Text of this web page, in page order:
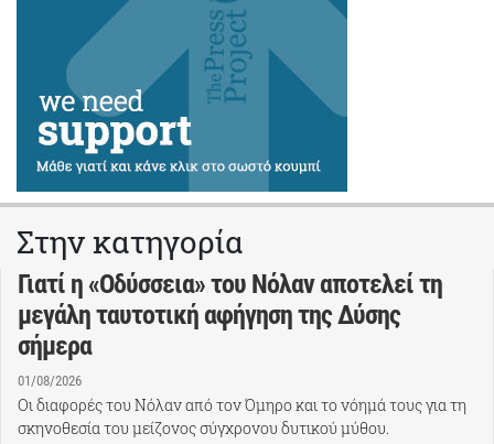
Στην κατηγορία
Γιατί η «Οδύσσεια» του Νόλαν αποτελεί τη
μεγάλη ταυτοτική αφήγηση της Δύσης
σήμερα
01/08/2026
Οι διαφορές του Νόλαν από τον Όμηρο και το νόημά τους για τη
σκηνοθεσία του μείζονος σύγχρονου δυτικού μύθου.